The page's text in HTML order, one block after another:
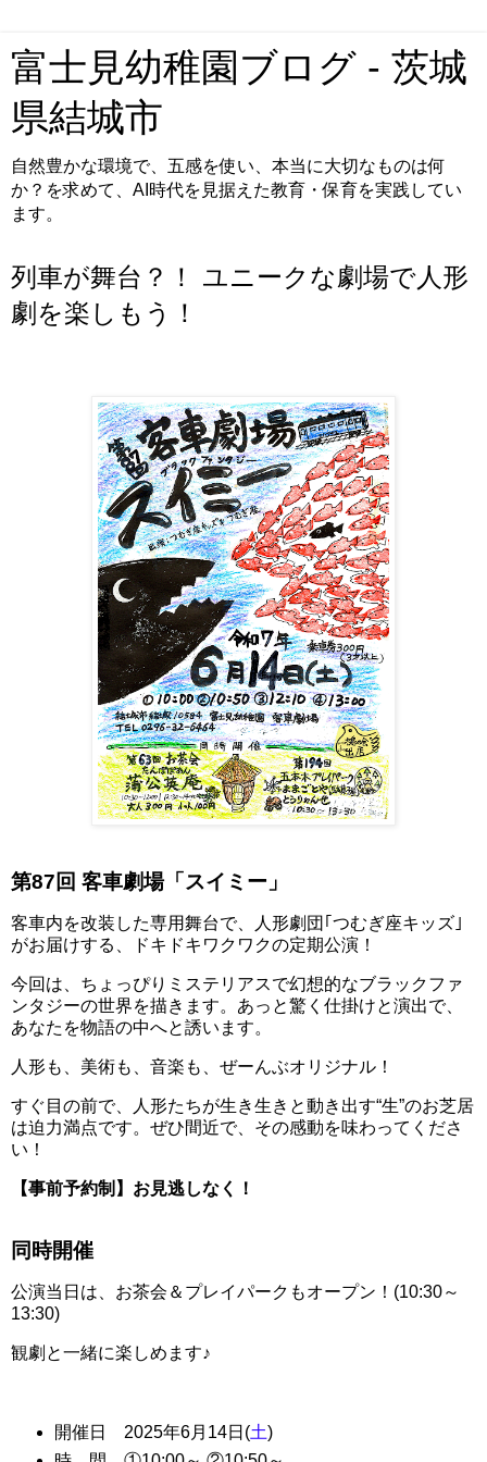
富士見幼稚園ブログ - 茨城
県結城市
自然豊かな環境で、五感を使い、本当に大切なものは何
か？を求めて、AI時代を見据えた教育・保育を実践してい
ます。
列車が舞台？！ ユニークな劇場で人形
劇を楽しもう！
第87回 客車劇場「スイミー」
客車内を改装した専用舞台で、人形劇団｢つむぎ座キッズ｣
がお届けする、ドキドキワクワクの定期公演！
今回は、ちょっぴりミステリアスで幻想的なブラックファ
ンタジーの世界を描きます。あっと驚く仕掛けと演出で、
あなたを物語の中へと誘います。
人形も、美術も、音楽も、ぜーんぶオリジナル！
すぐ目の前で、人形たちが生き生きと動き出す“生”のお芝居
は迫力満点です。ぜひ間近で、その感動を味わってくださ
い！
【事前予約制】お見逃しなく！
同時開催
公演当日は、お茶会＆プレイパークもオープン！(10:30～
13:30)
観劇と一緒に楽しめます♪
開催日 2025年6月14日(土)